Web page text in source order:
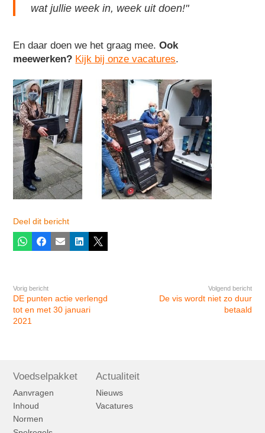
wat jullie week in, week uit doen!"
En daar doen we het graag mee.Ook
meewerken? Kijk bij onze vacatures.
Deel dit bericht
WhatsappFacebook
E-mailLinkedIn
X
Vorig bericht
DE punten actie verlengd
tot en met 30 januari
2021
Volgend bericht
De vis wordt niet zo duur
betaald
Voedselpakket
Aanvragen
Inhoud
Normen
Actualiteit
Nieuws
Vacatures